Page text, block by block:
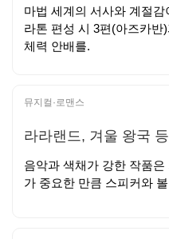
마법 세계의 서사와 계절
라톤 편성 시 3편(아즈카반
체력 안배를.
뮤지컬·로맨스
라라랜드, 겨울 왕국 등
음악과 색채가 강한 작품
가 중요한 만큼 스피커와